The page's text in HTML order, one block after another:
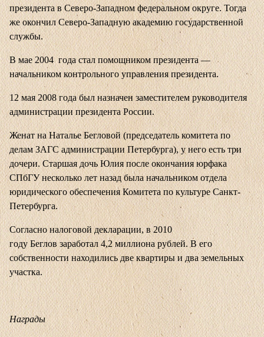
президента в Северо-Западном федеральном округе. Тогда
же окончил Северо-Западную академию государственной
службы.
В мае 2004 года стал помощником президента —
начальником контрольного управления президента.
12 мая 2008 года был назначен заместителем руководителя
администрации президента России.
Женат на Наталье Бегловой (председатель комитета по
делам ЗАГС администрации Петербурга), у него есть три
дочери. Старшая дочь Юлия после окончания юрфака
СПбГУ несколько лет назад была начальником отдела
юридического обеспечения Комитета по культуре Санкт-
Петербурга.
Согласно налоговой декларации, в 2010
году Беглов заработал 4,2 миллиона рублей. В его
собственности находились две квартиры и два земельных
участка.
Награды